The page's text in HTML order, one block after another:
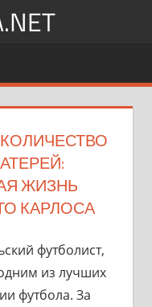
ЖИЗНЬ
КАРЛОСА
футболист,
из лучших
футбола. За